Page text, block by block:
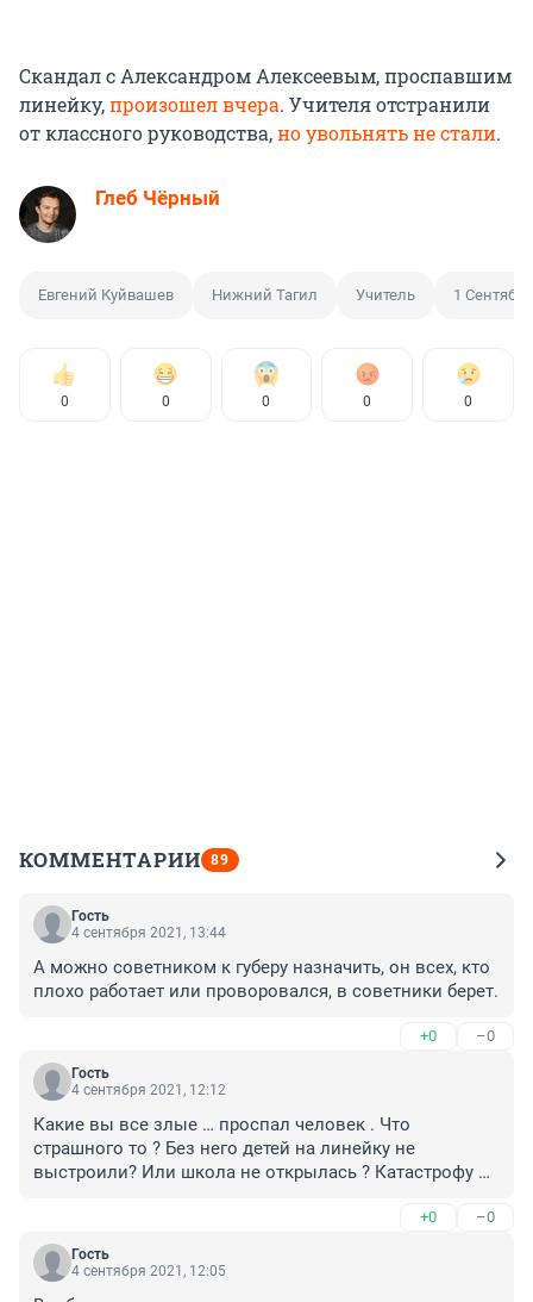
Скандал с Александром Алексеевым, проспавшим
линейку,произошел вчера. Учителя отстранили
от классного руководства,но увольнять не стали.
Глеб Чёрный
Евгений Куйвашев Нижний Тагил Учитель 1 Сентября
0 0 0 0 0
КОММЕНТАРИИ 89
Гость
4 сентября 2021, 13:44
А можно советником к губеру назначить, он всех, кто
плохо работает или проворовался, в советники берет.
+0 –0
Гость
4 сентября 2021, 12:12
Какие вы все злые … проспал человек . Что
страшного то ? Без него детей на линейку не
выстроили? Или школа не открылась ? Катастрофу
+0 –0
Гость
4 сентября 2021, 12:05